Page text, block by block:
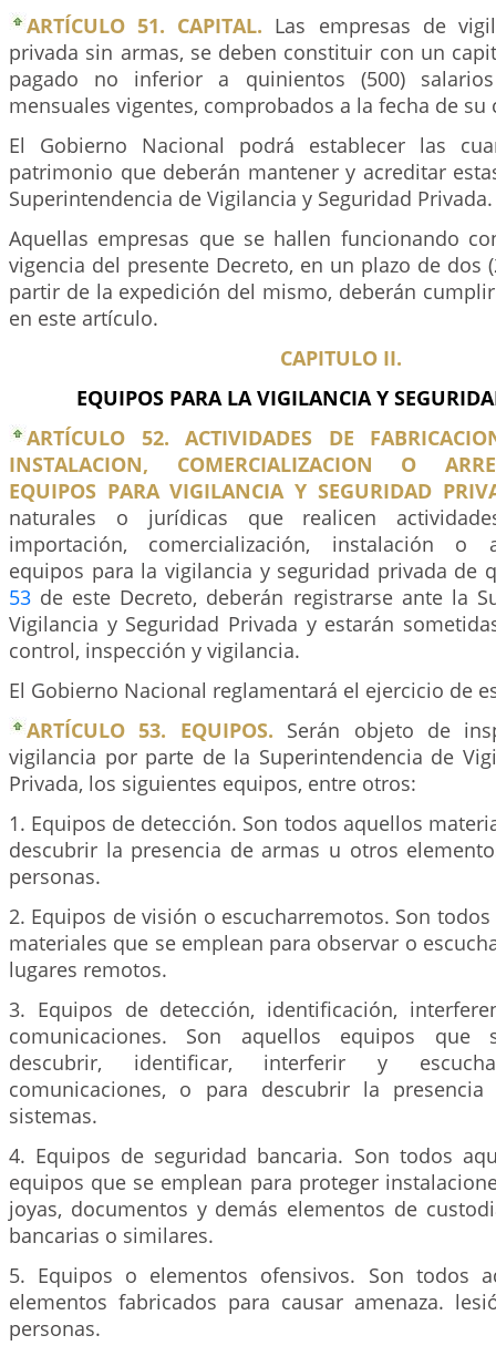
ARTÍCULO 51. CAPITAL. Las empresas de
privada sin armas, se deben constituir con un
pagado no inferior a quinientos (500)
mensuales vigentes, comprobados a la fecha de
El Gobierno Nacional podrá establecer las
patrimonio que deberán mantener y acreditar
Superintendencia de Vigilancia y Seguridad Privada.
Aquellas empresas que se hallen funcionando
vigencia del presente Decreto, en un plazo de dos
partir de la expedición del mismo, deberán
en este artículo.
CAPITULO II.
EQUIPOS PARA LA VIGILANCIA Y
ARTÍCULO 52. ACTIVIDADES DE
INSTALACION, COMERCIALIZACION O
EQUIPOS PARA VIGILANCIA Y SEGURIDAD
naturales o jurídicas que realicen
importación, comercialización, instalación o
equipos para la vigilancia y seguridad privada de
53 de este Decreto, deberán registrarse ante la
Vigilancia y Seguridad Privada y estarán
control, inspección y vigilancia.
El Gobierno Nacional reglamentará el ejercicio de
ARTÍCULO 53. EQUIPOS. Serán objeto de
vigilancia por parte de la Superintendencia de
Privada, los siguientes equipos, entre otros:
1. Equipos de detección. Son todos aquellos
descubrir la presencia de armas u otros
personas.
2. Equipos de visión o escucharremotos. Son
materiales que se emplean para observar o
lugares remotos.
3. Equipos de detección, identificación,
comunicaciones. Son aquellos equipos que
descubrir, identificar, interferir y
comunicaciones, o para descubrir la
sistemas.
4. Equipos de seguridad bancaria. Son todos
equipos que se emplean para proteger
joyas, documentos y demás elementos de
bancarias o similares.
5. Equipos o elementos ofensivos. Son todos
elementos fabricados para causar amenaza.
personas.